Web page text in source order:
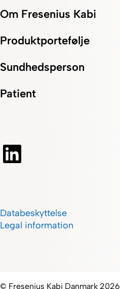
Om Fresenius Kabi
Produktportefølje
Sundhedsperson
Patient
Databeskyttelse
Legal information
© Fresenius Kabi Danmark 2026